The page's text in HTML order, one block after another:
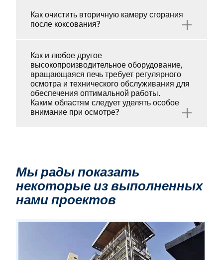
Как очистить вторичную камеру сгорания
после коксования?
+
Как и любое другое
высокопроизводительное оборудование,
вращающаяся печь требует регулярного
осмотра и технического обслуживания для
обеспечения оптимальной работы.
Каким областям следует уделять особое
внимание при осмотре?
+
Мы рады показать
некоторые из выполненных
нами проектов